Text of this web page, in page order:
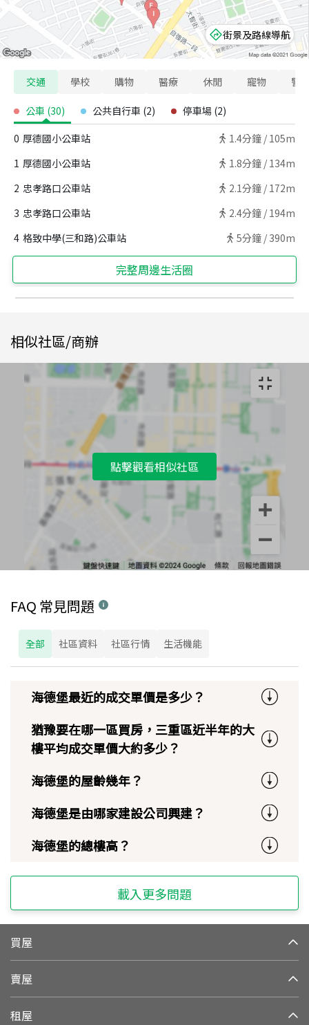
街景及路線導航
交通 學校 購物 醫療 休閒 寵物 警
公車 (30) 公共自行車 (2) 停車場 (2)
0 厚德國小公車站 1.4分鐘 / 105m
1 厚德國小公車站 1.8分鐘 / 134m
2 忠孝路口公車站 2.1分鐘 / 172m
3 忠孝路口公車站 2.4分鐘 / 194m
4 格致中學(三和路)公車站 5分鐘 / 390m
完整周邊生活圈
相似社區/商辦
點擊觀看相似社區
FAQ 常見問題
全部 社區資料 社區行情 生活機能
海德堡最近的成交單價是多少？
猶豫要在哪一區買房，三重區近半年的大
樓平均成交單價大約多少？
海德堡的屋齡幾年？
海德堡是由哪家建設公司興建？
海德堡的總樓高？
載入更多問題
買屋
賣屋
租屋